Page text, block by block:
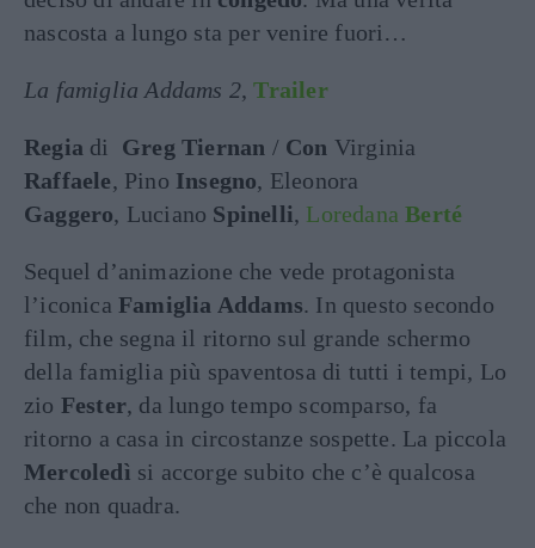
nascosta a lungo sta per venire fuori…
La famiglia Addams 2,Trailer
Regia di Greg Tiernan / Con Virginia
Raffaele, Pino Insegno, Eleonora
Gaggero, Luciano Spinelli, LoredanaBerté
Sequel d’animazione che vede protagonista
l’iconica Famiglia Addams. In questo secondo
film, che segna il ritorno sul grande schermo
della famiglia più spaventosa di tutti i tempi, Lo
zio Fester, da lungo tempo scomparso, fa
ritorno a casa in circostanze sospette. La piccola
Mercoledì si accorge subito che c’è qualcosa
che non quadra.